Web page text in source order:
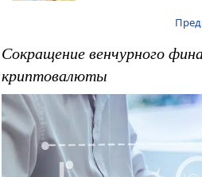
Сокращение венчурного
криптовалюты